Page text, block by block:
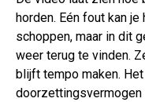
horden. Eén fout kan
schoppen, maar in dit
weer terug te vinden.
blijft tempo maken.
doorzettingsvermogen